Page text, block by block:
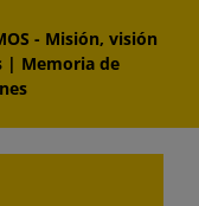
- Misión, visión
| Memoria de